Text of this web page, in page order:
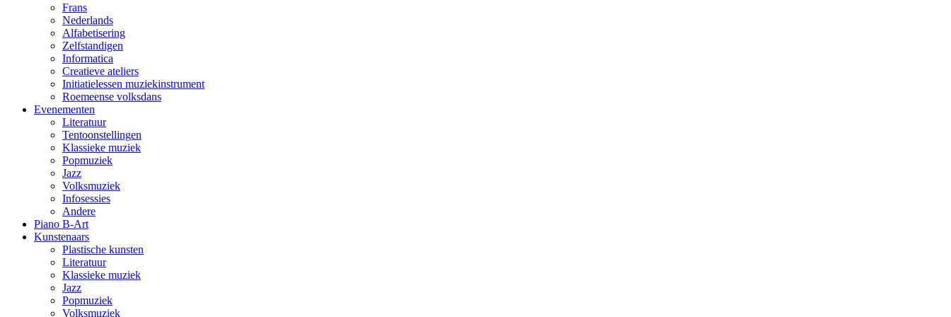
Frans
Nederlands
Alfabetisering
Zelfstandigen
Informatica
Creatieve ateliers
Initiatielessen muziekinstrument
Roemeense volksdans
Evenementen
Literatuur
Tentoonstellingen
Klassieke muziek
Popmuziek
Jazz
Volksmuziek
Infosessies
Andere
Piano B-Art
Kunstenaars
Plastische kunsten
Literatuur
Klassieke muziek
Jazz
Popmuziek
Volksmuziek